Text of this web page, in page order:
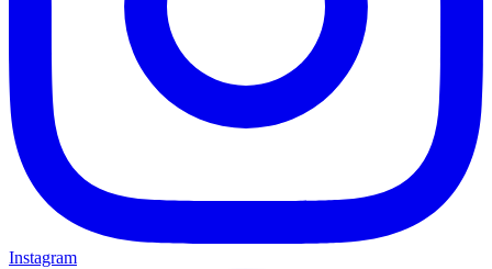
Instagram